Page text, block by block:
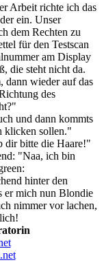
Arbeit richte ich das
ein. Unser
dem Rechten zu
für den Testscan
am Display
die steht nicht da.
dann wieder auf das
des
und dann kommts
klicken sollen."
dir bitte die Haare!"
"Naa, ich bin
hinter den
er mich nun Blondie
nimmer vor lachen,